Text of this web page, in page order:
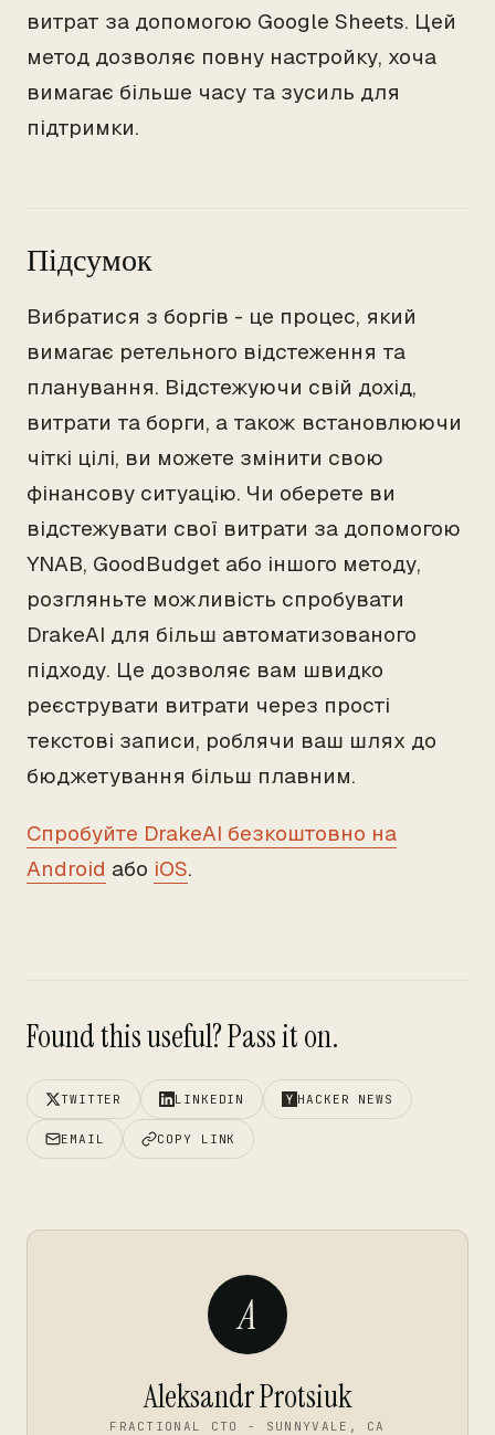
витрат за допомогою Google Sheets. Цей
метод дозволяє повну настройку, хоча
вимагає більше часу та зусиль для
підтримки.
Підсумок
Вибратися з боргів - це процес, який
вимагає ретельного відстеження та
планування. Відстежуючи свій дохід,
витрати та борги, а також встановлюючи
чіткі цілі, ви можете змінити свою
фінансову ситуацію. Чи оберете ви
відстежувати свої витрати за допомогою
YNAB, GoodBudget або іншого методу,
розгляньте можливість спробувати
DrakeAI для більш автоматизованого
підходу. Це дозволяє вам швидко
реєструвати витрати через прості
текстові записи, роблячи ваш шлях до
бюджетування більш плавним.
Спробуйте DrakeAI безкоштовно на
Android або iOS.
Found this useful? Pass it on.
TWITTER LINKEDIN HACKER NEWS
EMAIL COPY LINK
A
Aleksandr Protsiuk
FRACTIONAL CTO - SUNNYVALE, CA